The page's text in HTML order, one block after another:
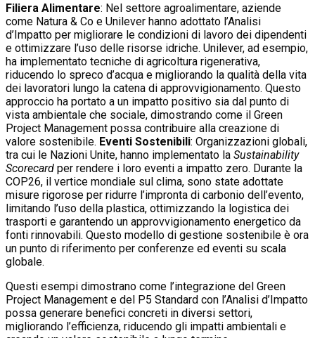
Filiera Alimentare: Nel settore agroalimentare, aziende
come Natura & Co e Unilever hanno adottato l’Analisi
d’Impatto per migliorare le condizioni di lavoro dei dipendenti
e ottimizzare l’uso delle risorse idriche. Unilever, ad esempio,
ha implementato tecniche di agricoltura rigenerativa,
riducendo lo spreco d’acqua e migliorando la qualità della vita
dei lavoratori lungo la catena di approvvigionamento. Questo
approccio ha portato a un impatto positivo sia dal punto di
vista ambientale che sociale, dimostrando come il Green
Project Management possa contribuire alla creazione di
valore sostenibile. Eventi Sostenibili: Organizzazioni globali,
tra cui le Nazioni Unite, hanno implementato la Sustainability
Scorecard per rendere i loro eventi a impatto zero. Durante la
COP26, il vertice mondiale sul clima, sono state adottate
misure rigorose per ridurre l’impronta di carbonio dell’evento,
limitando l’uso della plastica, ottimizzando la logistica dei
trasporti e garantendo un approvvigionamento energetico da
fonti rinnovabili. Questo modello di gestione sostenibile è ora
un punto di riferimento per conferenze ed eventi su scala
globale.
Questi esempi dimostrano come l’integrazione del Green
Project Management e del P5 Standard con l’Analisi d’Impatto
possa generare benefici concreti in diversi settori,
migliorando l’efficienza, riducendo gli impatti ambientali e